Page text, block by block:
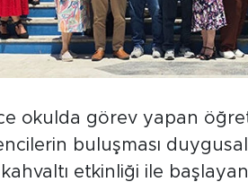
okulda görev yapan
buluşması
etkinliği ile